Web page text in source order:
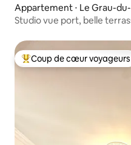
Appartement ⋅ Le Grau-
Studio vue port, belle
Coups de cœur voyageurs
Coup de cœur voyageurs